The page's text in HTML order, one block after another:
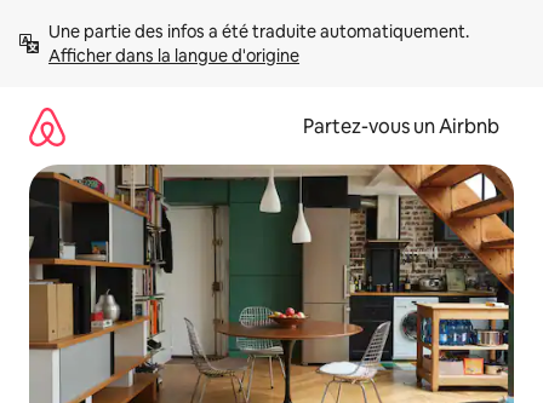
directement
Afficher dans la langue d'origine
Partez-vous un Airbnb